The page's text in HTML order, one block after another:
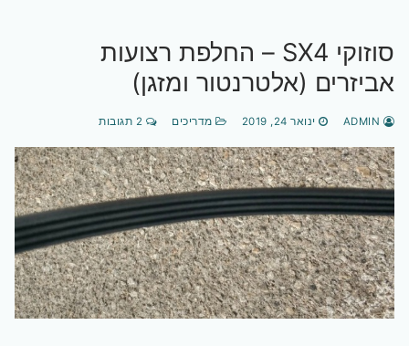
סוזוקי SX4 – החלפת רצועות
אביזרים (אלטרנטור ומזגן)
ינואר 24, 2019 מדריכים